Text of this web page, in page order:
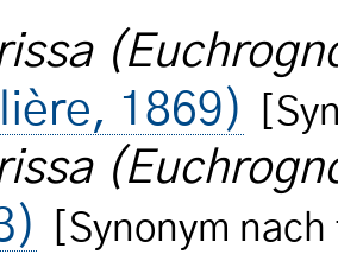
1869)
[Synonym